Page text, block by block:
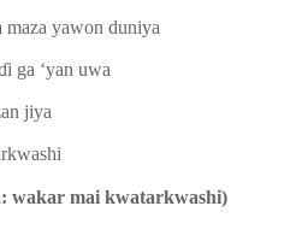
maza yawon duniya
i ga ‘yan uwa
jiya
wakar mai kwatarkwashi)